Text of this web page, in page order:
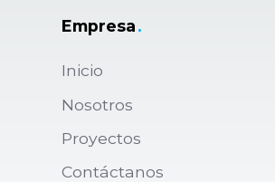
Empresa.
Inicio
Nosotros
Proyectos
Contáctanos